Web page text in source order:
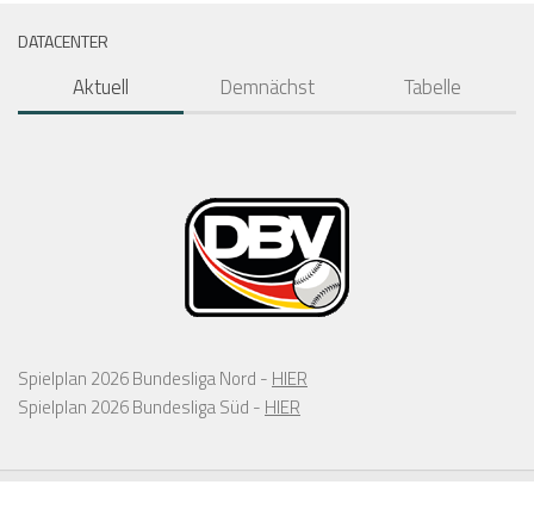
DATACENTER
Aktuell Demnächst Tabelle
Spielplan 2026 Bundesliga Nord - HIER
Spielplan 2026 Bundesliga Süd - HIER